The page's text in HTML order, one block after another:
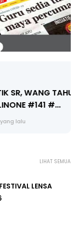
6 OLEH
LIHAT SEMUA
LENSA